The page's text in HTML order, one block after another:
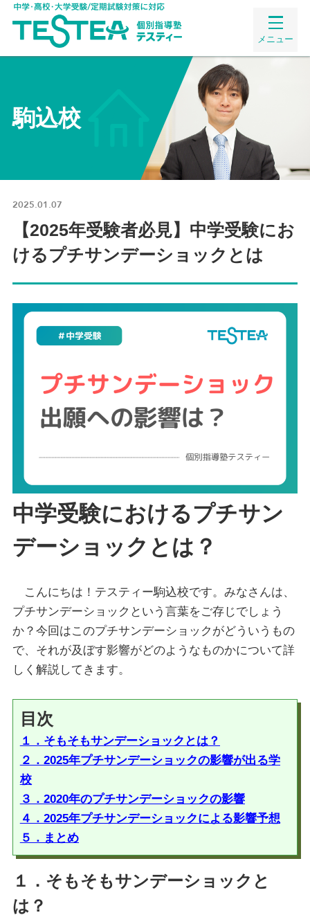
メニュー
駒込校
2025.01.07
【2025年受験者必見】中学受験にお
けるプチサンデーショックとは
中学受験におけるプチサン
デーショックとは？
こんにちは！テスティー駒込校です。みなさんは、
プチサンデーショックという言葉をご存じでしょう
か？今回はこのプチサンデーショックがどういうもの
で、それが及ぼす影響がどのようなものかについて詳
しく解説してきます。
目次
１．そもそもサンデーショックとは？
２．2025年プチサンデーショックの影響が出る学
校
３．2020年のプチサンデーショックの影響
４．2025年プチサンデーショックによる影響予想
５．まとめ
１．そもそもサンデーショックと
は？